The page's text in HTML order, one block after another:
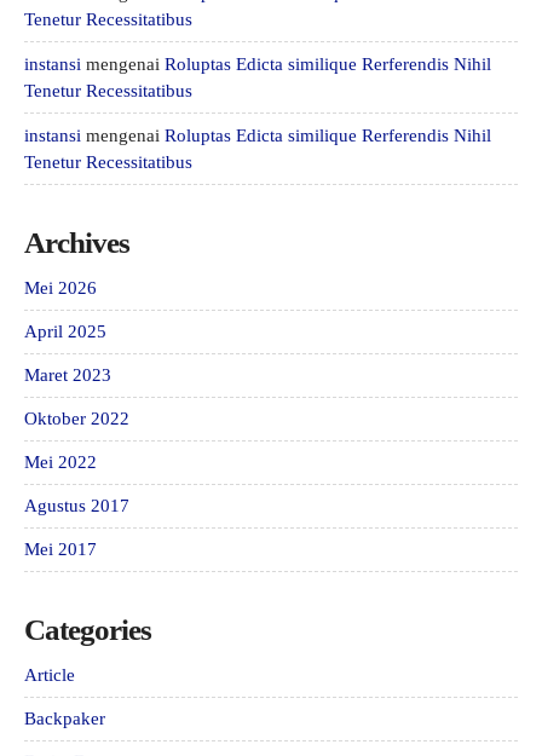
Tenetur Recessitatibus
instansi mengenai Roluptas Edicta similique Rerferendis Nihil
Tenetur Recessitatibus
instansi mengenai Roluptas Edicta similique Rerferendis Nihil
Tenetur Recessitatibus
Archives
Mei 2026
April 2025
Maret 2023
Oktober 2022
Mei 2022
Agustus 2017
Mei 2017
Categories
Article
Backpaker